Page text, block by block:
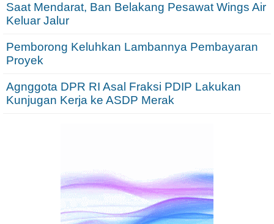
Saat Mendarat, Ban Belakang Pesawat Wings Air
Keluar Jalur
Pemborong Keluhkan Lambannya Pembayaran
Proyek
Agnggota DPR RI Asal Fraksi PDIP Lakukan
Kunjugan Kerja ke ASDP Merak